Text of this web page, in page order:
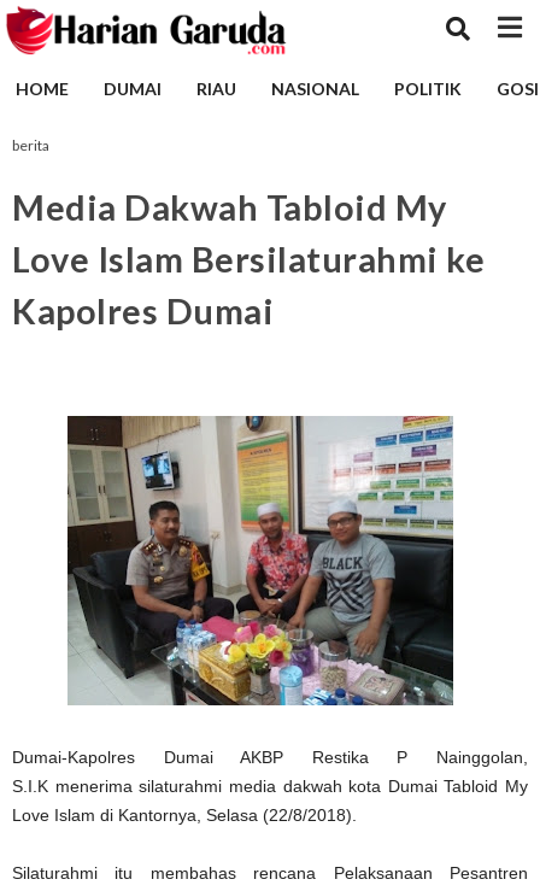
HOME DUMAI RIAU NASIONAL POLITIK
berita
Media Dakwah Tabloid My
Love Islam Bersilaturahmi ke
Kapolres Dumai
Dumai-Kapolres Dumai AKBP Restika P Nainggolan,
S.I.K menerima silaturahmi media dakwah kota Dumai Tabloid My
Love Islam di Kantornya, Selasa (22/8/2018).
Silaturahmi itu membahas rencana Pelaksanaan Pesantren